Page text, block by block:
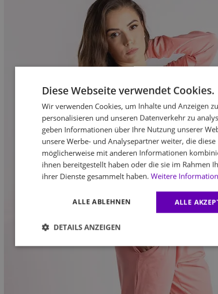
Diese Webseite verwendet Cookies.
Wir verwenden Cookies, um Inhalte und Anzeigen zu
personalisieren und unseren Datenverkehr zu
geben Informationen über Ihre Nutzung unserer
unsere Werbe- und Analysepartner weiter, die diese
möglicherweise mit anderen Informationen
ihnen bereitgestellt haben oder die sie im Rahmen
ihrer Dienste gesammelt haben. Weitere
ALLE
ALLE ABLEHNEN
DETAILS ANZEIGEN